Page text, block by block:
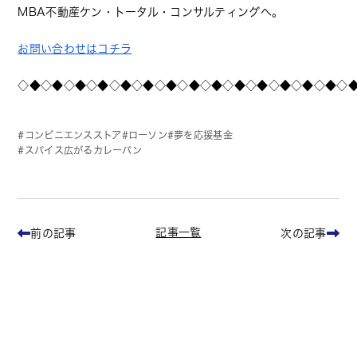
MBA不動産ケン・トータル・コンサルティングへ。
お問い合わせはコチラ
コンビニエンスストア ローソン
夢を応援基金
スパイス広がるカレーパン
前の記事 記事一覧 次の記事